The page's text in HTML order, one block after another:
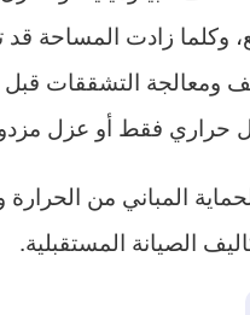
وكلما زادت المساحة
التشققات قبل
حراري فقط أو عزل
المباني من
الصيانة المستقبلية.